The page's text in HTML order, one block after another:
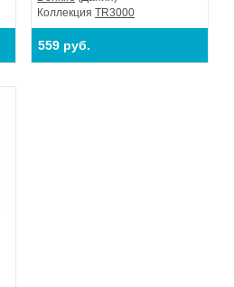
КоллекцияTR3000
559 руб.